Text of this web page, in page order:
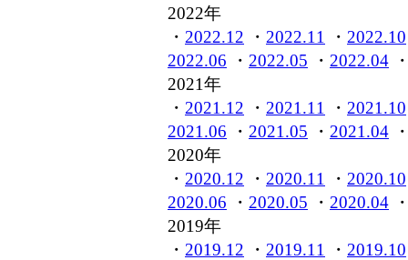
2022年
・ 2022.12 ・ 2022.11 ・ 2022.10
2022.06 ・ 2022.05 ・ 2022.04
2021年
・ 2021.12 ・ 2021.11 ・ 2021.10
2021.06 ・ 2021.05 ・ 2021.04
2020年
・ 2020.12 ・ 2020.11 ・ 2020.10
2020.06 ・ 2020.05 ・ 2020.04
2019年
・ 2019.12 ・ 2019.11 ・ 2019.10